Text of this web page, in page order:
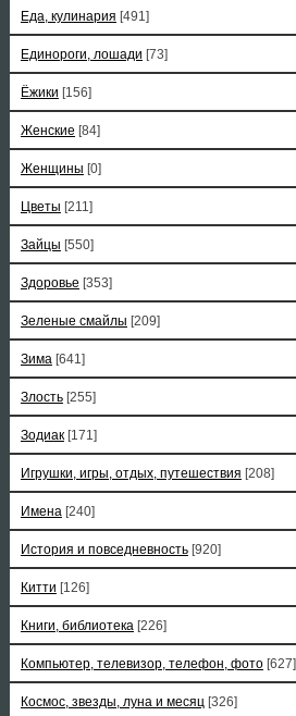
Еда, кулинария [491]
Единороги, лошади [73]
Ёжики [156]
Женские [84]
Женщины [0]
Цветы [211]
Зайцы [550]
Здоровье [353]
Зеленые смайлы [209]
Зима [641]
Злость [255]
Зодиак [171]
Игрушки, игры, отдых, путешествия [208]
Имена [240]
История и повседневность [920]
Китти [126]
Книги, библиотека [226]
Компьютер, телевизор, телефон, фото [627]
Космос, звезды, луна и месяц [326]